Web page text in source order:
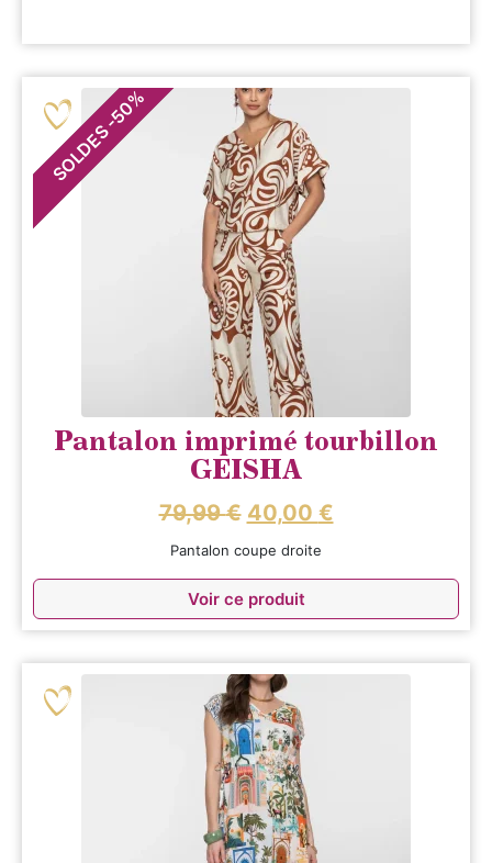
SOLDES
-
50
%
Pantalon imprimé tourbillon
GEISHA
79,99€ 40,00 €
Pantalon coupe droite
Voir ce produit